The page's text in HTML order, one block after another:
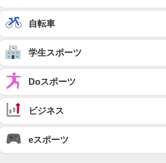
自転車
学生スポーツ
Doスポーツ
ビジネス
eスポーツ